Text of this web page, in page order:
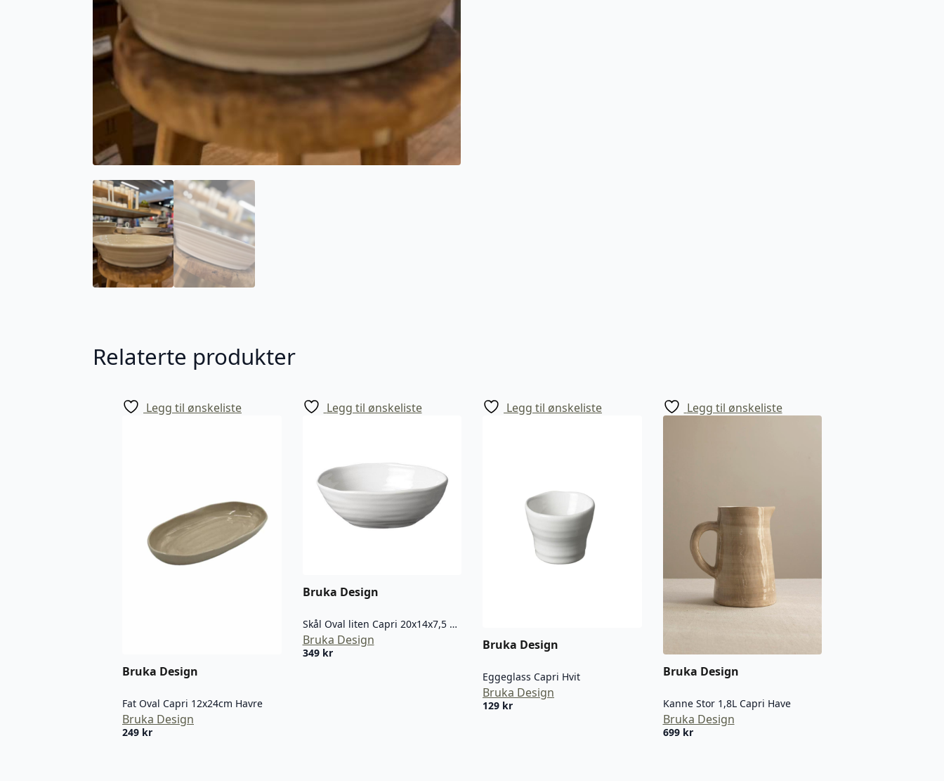
Relaterte produkter
Legg til ønskeliste
Bruka Design
Fat Oval Capri 12x24cm Havre
Bruka Design
249 kr
Legg til ønskeliste
Bruka Design
Skål Oval liten Capri 20x14x7,5 cm – Hvit
Bruka Design
349 kr
Legg til ønskeliste
Bruka Design
Eggeglass Capri Hvit
Bruka Design
129 kr
Legg til ønskeliste
Bruka Design
Kanne Stor 1,8L Capri Have
Bruka Design
699 kr